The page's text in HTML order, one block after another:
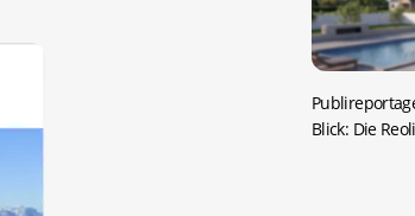
Blick: Die